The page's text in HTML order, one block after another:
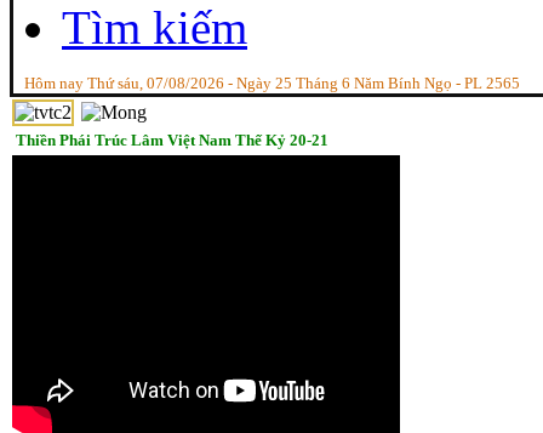
Tìm kiếm
Hôm nay Thứ sáu, 07/08/2026 - Ngày 25 Tháng 6 Năm Bính Ngọ - PL 2565
Thiền Phái Trúc Lâm Việt Nam Thế Kỷ 20-21